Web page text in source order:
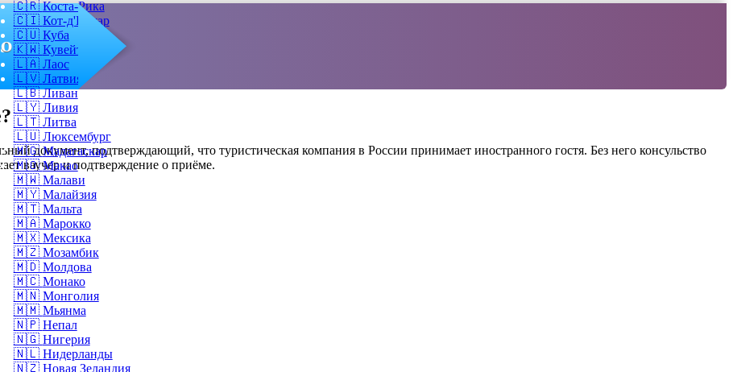
🇨🇷 Коста-Рика
🇨🇮 Кот-д'Ивуар
🇨🇺 Куба
🇰🇼 Кувейт
🇱🇦 Лаос
🇱🇻 Латвия
🇱🇧 Ливан
🇱🇾 Ливия
🇱🇹 Литва
🇱🇺 Люксембург
🇲🇬 Мадагаскар
🇲🇴 Макао
🇲🇼 Малави
🇲🇾 Малайзия
🇲🇹 Мальта
🇲🇦 Марокко
🇲🇽 Мексика
🇲🇿 Мозамбик
🇲🇩 Молдова
🇲🇨 Монако
🇲🇳 Монголия
🇲🇲 Мьянма
🇳🇵 Непал
🇳🇬 Нигерия
🇳🇱 Нидерланды
🇳🇿 Новая Зеландия
документ, подтверждающий, что туристическая компания в России принимает иностранного гостя. Без него консульство
ваучер и подтверждение о приёме.